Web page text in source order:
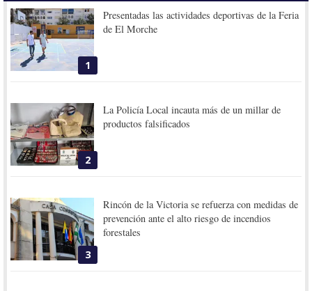
1
Presentadas las actividades deportivas de la Feria
de El Morche
2
La Policía Local incauta más de un millar de
productos falsificados
3
Rincón de la Victoria se refuerza con medidas de
prevención ante el alto riesgo de incendios
forestales